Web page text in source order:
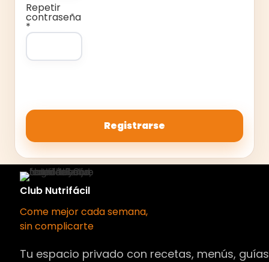
Repetir
contraseña
*
Club Nutrifácil
Come mejor cada semana,
sin complicarte
Tu espacio privado con recetas, menús, guías